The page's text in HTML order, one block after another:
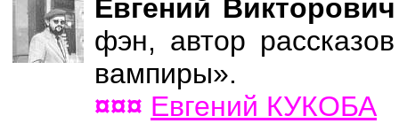
Евгений
фэн, автор
вампиры».
¤¤¤ Евгений КУКОБА